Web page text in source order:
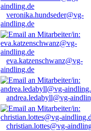
veronika.hundseder@vg-
aindling.de
eva.katzenschwanz@vg-
aindling.de
andrea.ledabyll@vg-
christian.lottes@vg-